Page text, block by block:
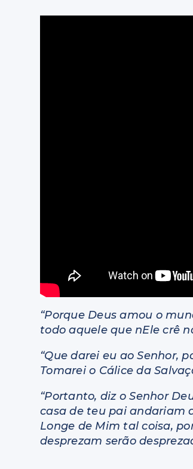
“Porque Deus amou o
todo aquele que nEle crê
“Que darei eu ao Senhor,
Tomarei o Cálice da
“Portanto, diz o Senhor
casa de teu pai andariam
Longe de Mim tal coisa,
desprezam serão